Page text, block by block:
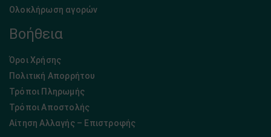
Ολοκλήρωση αγορών
Βοήθεια
Όροι Χρήσης
Πολιτική Απορρήτου
Τρόποι Πληρωμής
Τρόποι Αποστολής
Αίτηση Αλλαγής – Επιστροφής